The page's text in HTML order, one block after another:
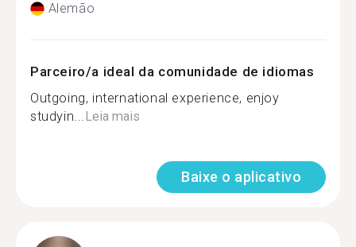
Alemão
Parceiro/a ideal da comunidade de idiomas
Outgoing, international experience, enjoy
studyin...Leia mais
Baixe o aplicativo